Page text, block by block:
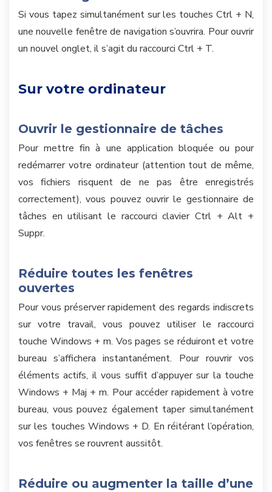
Si vous tapez simultanément sur les touches Ctrl + N,
une nouvelle fenêtre de navigation s’ouvrira. Pour ouvrir
un nouvel onglet, il s’agit du raccourci Ctrl + T.
Sur votre ordinateur
Ouvrir le gestionnaire de tâches
Pour mettre fin à une application bloquée ou pour
redémarrer votre ordinateur (attention tout de même,
vos fichiers risquent de ne pas être enregistrés
correctement), vous pouvez ouvrir le gestionnaire de
tâches en utilisant le raccourci clavier Ctrl + Alt +
Suppr.
Réduire toutes les fenêtres
ouvertes
Pour vous préserver rapidement des regards indiscrets
sur votre travail, vous pouvez utiliser le raccourci
touche Windows + m. Vos pages se réduiront et votre
bureau s’affichera instantanément. Pour rouvrir vos
éléments actifs, il vous suffit d’appuyer sur la touche
Windows + Maj + m. Pour accéder rapidement à votre
bureau, vous pouvez également taper simultanément
sur les touches Windows + D. En réitérant l’opération,
vos fenêtres se rouvrent aussitôt.
Réduire ou augmenter la taille d’une